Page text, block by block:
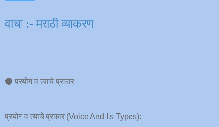
वाचा :- मराठी व्याकरण
🔴 परयोग व त्याचे प्रकार
प्रयोग व त्याचे प्रकार (Voice And Its Types):